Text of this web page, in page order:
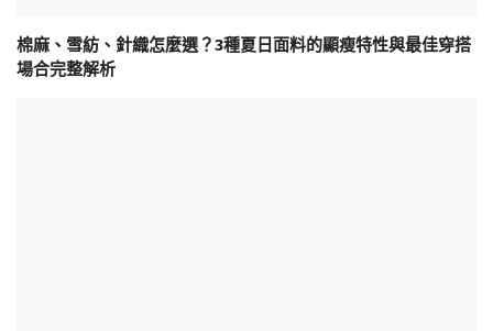
棉麻、雪紡、針織怎麼選？3種夏日面料的顯瘦特性與最佳穿搭
場合完整解析